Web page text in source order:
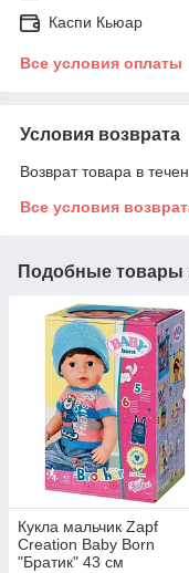
Каспи Кьюар
Все условия оплаты
Условия возврата
Возврат товара в
Все условия
Подобные товары
Кукла мальчик Zapf
Creation Baby Born
"Братик" 43 см